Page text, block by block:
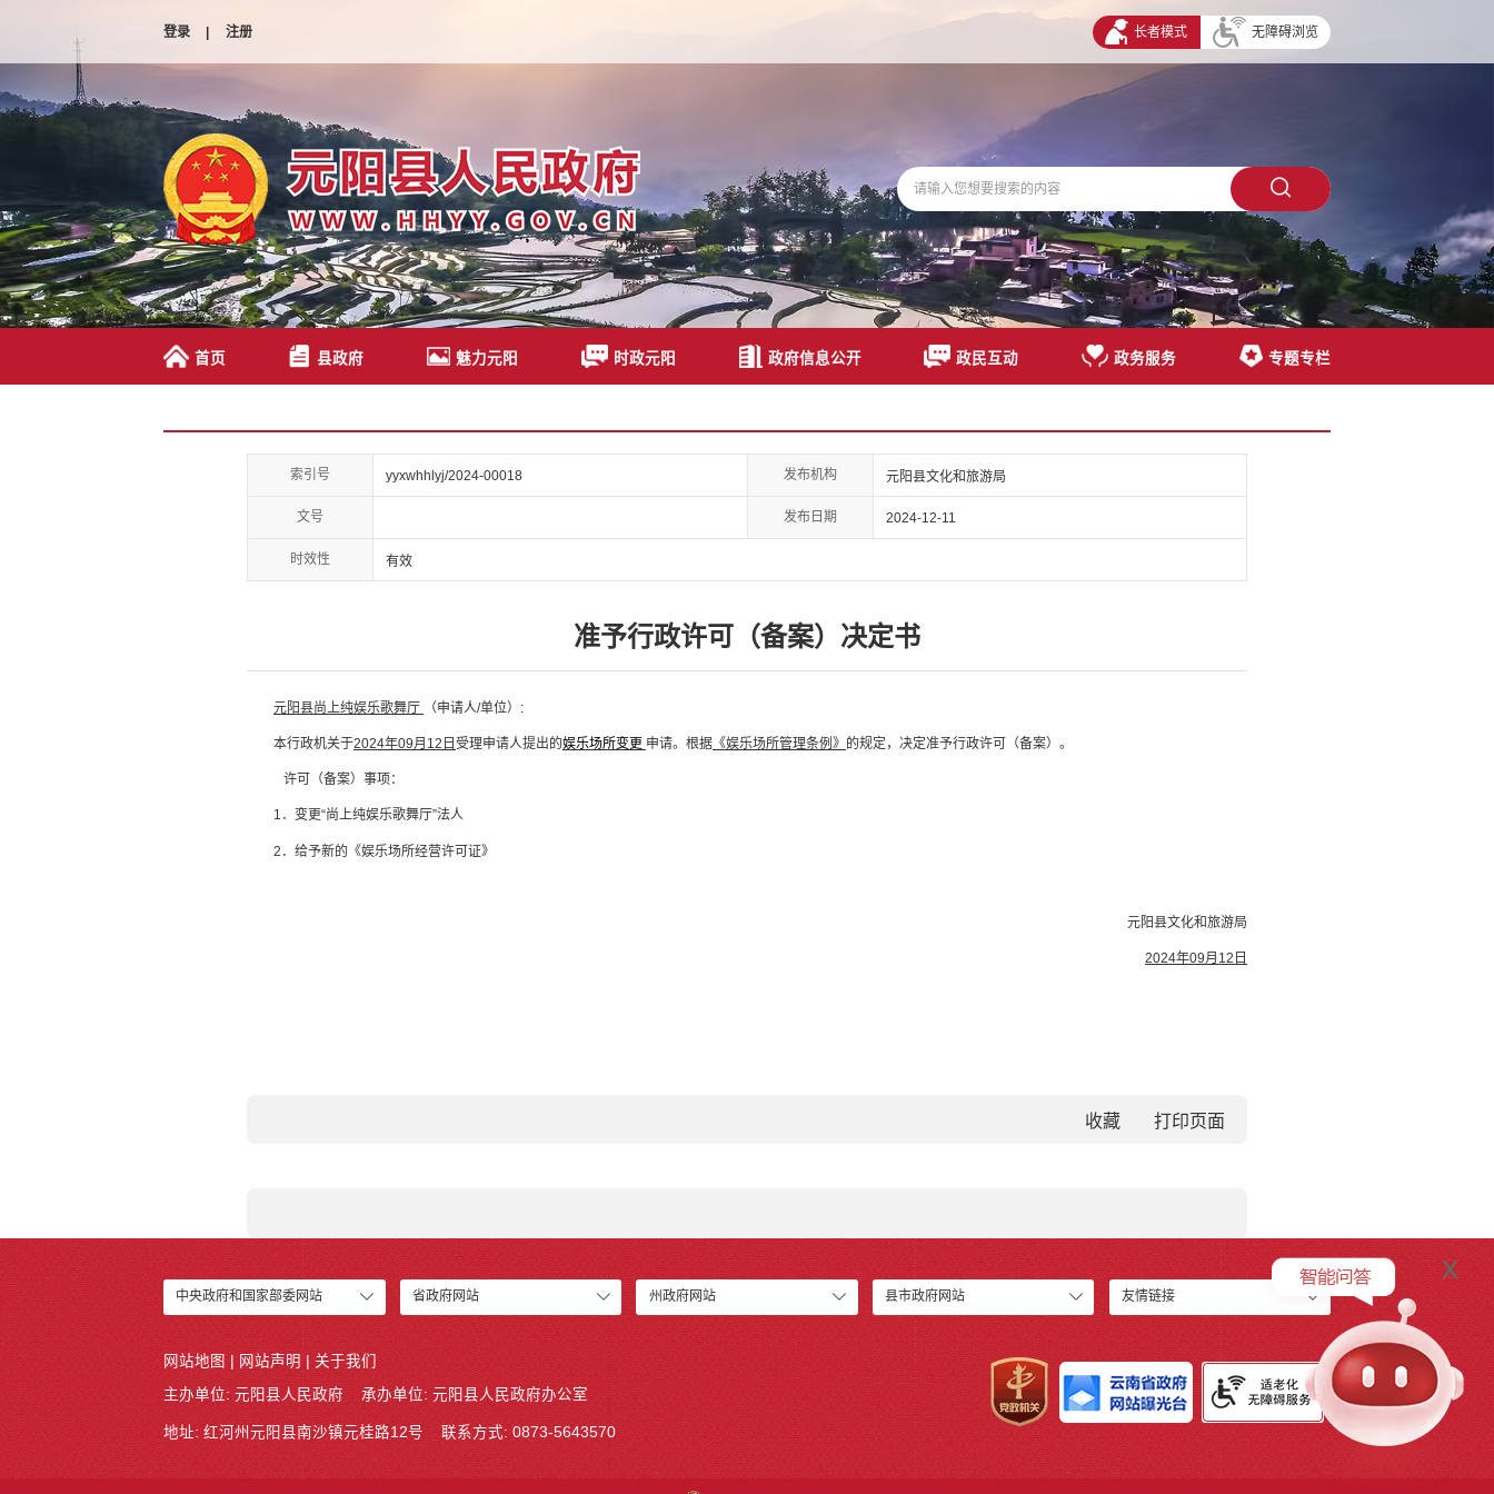
登录 | 注册 长者模式 无障碍浏览
首页 县政府 魅力元阳 时政元阳 政府信息公开 政民互动 政务服务 专题专栏
索引号 yyxwhhlyj/2024-00018 发布机构 元阳县文化和旅游局
文号 发布日期 2024-12-11
时效性 有效
准予行政许可（备案）决定书
元阳县尚上纯娱乐歌舞厅 （申请人/单位）:
本行政机关于2024年09月12日 受理申请人提出的娱乐场所变更 申请。根据 《娱乐场所管理条例》 的规定，决定准予行政许可（备案）。
许可（备案）事项：
1． 变更“尚上纯娱乐歌舞厅”法人
2． 给予新的《娱乐场所经营许可证》
元阳县文化和旅游局
2024年09月12日
收藏
中央政府和国家部委网站 省政府网站 州政府网站 县市政府网站 友情链接
x
网站地图 网站声明 关于我们
主办单位: 元阳县人民政府 承办单位: 元阳县人民政府办公室
地址: 红河州元阳县南沙镇元桂路12号 联系方式: 0873-5643570